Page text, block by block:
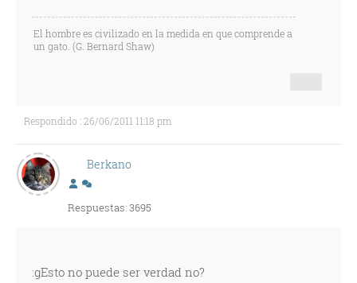
El hombre es civilizado en la medida en que comprende a
un gato. (G. Bernard Shaw)
Respondido : 26/06/2011 11:18 pm
Berkano
Respuestas: 3695
:gEsto no puede ser verdad no?